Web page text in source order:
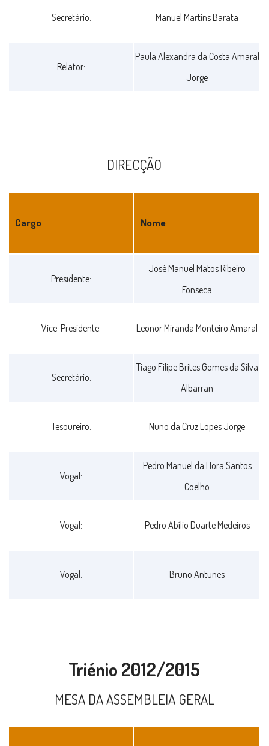
Secretário: Manuel Martins Barata
Relator:
Paula Alexandra da Costa Amaral
Jorge
DIRECÇÂO
Cargo Nome
Presidente:
José Manuel Matos Ribeiro
Fonseca
Vice-Presidente: Leonor Miranda Monteiro Amaral
Secretário:
Tiago Filipe Brites Gomes da Silva
Albarran
Tesoureiro: Nuno da Cruz Lopes Jorge
Vogal:
Pedro Manuel da Hora Santos
Coelho
Vogal: Pedro Abílio Duarte Medeiros
Vogal: Bruno Antunes
Triénio 2012/2015
MESA DA ASSEMBLEIA GERAL